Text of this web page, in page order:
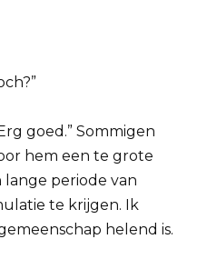
goed.” Sommigen
hem een ​​te grote
lange periode van
te krijgen. Ik
helend is.